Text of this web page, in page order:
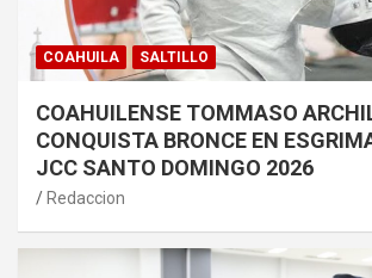
COAHUILA SALTILLO
COAHUILENSE TOMMASO
CONQUISTA BRONCE EN
JCC SANTO DOMINGO 2026
Redaccion